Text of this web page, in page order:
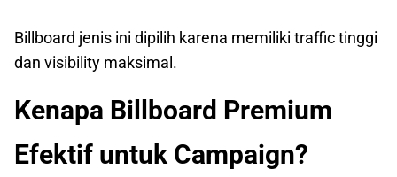
Billboard jenis ini dipilih karena memiliki traffic tinggi
dan visibility maksimal.
Kenapa Billboard Premium
Efektif untuk Campaign?